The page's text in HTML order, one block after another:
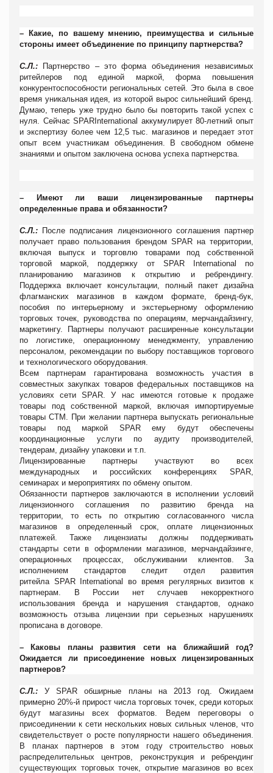
– Какие, по вашему мнению, преимущества и сильные
стороны имеет объединение по принципу партнерства?
С.Л.: Партнерство – это форма объединения независимых
ритейлеров под единой маркой, форма повышения
конкурентоспособности региональных сетей. Это была в свое
время уникальная идея, из которой вырос сильнейший бренд.
Думаю, теперь уже трудно было бы повторить такой успех с
нуля. Сейчас SPARInternational аккумулирует 80-летний опыт
и экспертизу более чем 12,5 тыс. магазинов и передает этот
опыт всем участникам объединения. В свободном обмене
знаниями и опытом заключена основа успеха партнерства.
– Имеют ли ваши лицензированные партнеры
определенные права и обязанности?
С.Л.: После подписания лицензионного соглашения партнер
получает право пользования брендом SPAR на территории,
включая выпуск и торговлю товарами под собственной
торговой маркой, поддержку от SPAR International по
планированию магазинов к открытию и ребрендингу.
Поддержка включает консультации, полный пакет дизайна
флагманских магазинов в каждом формате, бренд-бук,
пособия по интерьерному и экстерьерному оформлению
торговых точек, руководства по операциям, мерчандайзингу,
маркетингу. Партнеры получают расширенные консультации
по логистике, операционному менеджменту, управлению
персоналом, рекомендации по выбору поставщиков торгового
и технологического оборудования.
Всем партнерам гарантирована возможность участия в
совместных закупках товаров федеральных поставщиков на
условиях сети SPAR. У нас имеются готовые к продаже
товары под собственной маркой, включая импортируемые
товары СТМ. При желании партнера выпускать региональные
товары под маркой SPAR ему будут обеспечены
координационные услуги по аудиту производителей,
тендерам, дизайну упаковки и т.п.
Лицензированные партнеры участвуют во всех
международных и российских конференциях SPAR,
семинарах и мероприятиях по обмену опытом.
Обязанности партнеров заключаются в исполнении условий
лицензионного соглашения по развитию бренда на
территории, то есть по открытию согласованного числа
магазинов в определенный срок, оплате лицензионных
платежей. Также лицензиаты должны поддерживать
стандарты сети в оформлении магазинов, мерчандайзинге,
операционных процессах, обслуживании клиентов. За
исполнением стандартов следит отдел развития
ритейла SPAR International
во время регулярных визитов к
партнерам. В России нет случаев некорректного
использования бренда и нарушения стандартов, однако
возможность отзыва лицензии при серьезных нарушениях
прописана в договоре.
– Каковы планы развития сети на ближайший год?
Ожидается ли присоединение новых лицензированных
партнеров?
С.Л.: У SPAR
обширные планы на 2013 год. Ожидаем
примерно 20%-й прирост числа торговых точек, среди которых
будут магазины всех форматов. Ведем переговоры о
присоединении к сети нескольких новых сильных членов, что
свидетельствует о росте популярности нашего объединения.
В планах партнеров в этом году строительство новых
распределительных центров, реконструкция и ребрендинг
существующих торговых точек, открытие магазинов во всех